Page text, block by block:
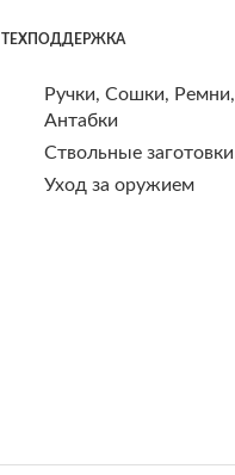
ТЕХПОДДЕРЖКА
Ручки, Сошки, Ремни,
Антабки
Ствольные заготовки
Уход за оружием